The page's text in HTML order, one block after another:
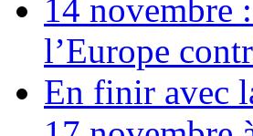
14 novembre
l’Europe
En finir avec